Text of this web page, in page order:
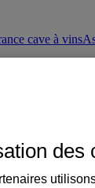
cave à vins
des